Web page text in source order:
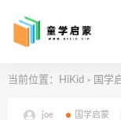
当前位置： HiKid > 国学
joe 国学启蒙